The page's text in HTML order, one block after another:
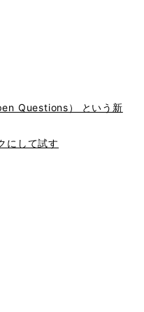
Questions） という新
にして試す